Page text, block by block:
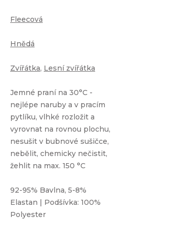
Fleecová
Hnědá
Zvířátka, Lesní zvířátka
Jemné praní na 30°C -
nejlépe naruby a v pracím
pytlíku, vlhké rozložit a
vyrovnat na rovnou plochu,
nesušit v bubnové sušičce,
nebělit, chemicky nečistit,
žehlit na max. 150 °C
92-95% Bavlna, 5-8%
Elastan | Podšívka: 100%
Polyester